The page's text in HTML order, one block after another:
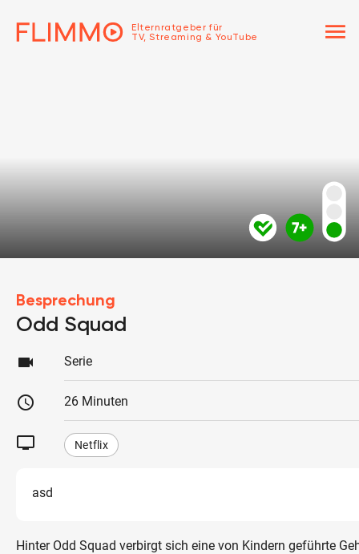
Elternratgeber für
TV, Streaming & YouTube
menu
Besprechung
Odd Squad
videocam Serie
schedule 26 Minuten
tv Netflix
asd
Hinter Odd Squad verbirgt sich eine von Kindern geführte